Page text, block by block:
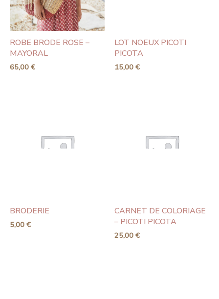
ROBE BRODE ROSE –
MAYORAL
65,00 €
LOT NOEUX PICOTI
PICOTA
15,00 €
BRODERIE
5,00 €
CARNET DE COLORIAGE
– PICOTI PICOTA
25,00 €